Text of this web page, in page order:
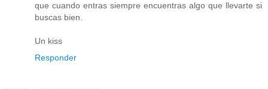
que cuando entras siempre encuentras algo que llevarte si
buscas bien.
Un kiss
Responder